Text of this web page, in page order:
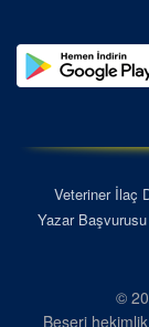
Veteriner İlaç
Yazar Başvurusu
©
Beşeri